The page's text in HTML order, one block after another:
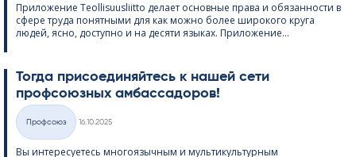
Приложение Teol­li­suus­liitto делает основные права и обязанности в
сфере труда понятными для как можно более широкого круга
людей, ясно, доступно и на десяти языках. Приложение...
Тогда присоединяйтесь к нашей сети
профсоюзных амбассадоров!
Категории
Профсоюз
16.10.2025
Вы интересуетесь многоязычным и мультикультурным